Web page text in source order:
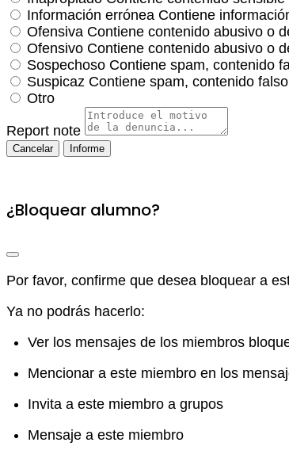
Información errónea Contiene
Ofensiva Contiene contenido abusivo o
Ofensivo Contiene contenido abusivo o
Sospechoso Contiene spam, contenido
Suspicaz Contiene spam, contenido
Otro
Report note
Informe
¿Bloquear alumno?
Por favor, confirme que desea bloquear a
Ya no podrás hacerlo:
Ver los mensajes de los miembros
Mencionar a este miembro en los
Invita a este miembro a grupos
Mensaje a este miembro